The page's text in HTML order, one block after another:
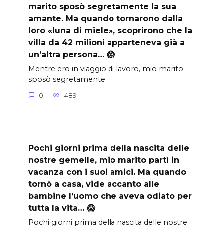
marito sposò segretamente la sua
amante. Ma quando tornarono dalla
loro «luna di miele», scoprirono che la
villa da 42 milioni apparteneva già a
un’altra persona… 😱
Mentre ero in viaggio di lavoro, mio marito
sposò segretamente
0 489
Pochi giorni prima della nascita delle
nostre gemelle, mio marito partì in
vacanza con i suoi amici. Ma quando
tornò a casa, vide accanto alle
bambine l’uomo che aveva odiato per
tutta la vita… 😱
Pochi giorni prima della nascita delle nostre